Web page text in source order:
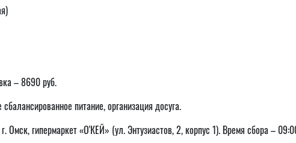
– 8690 руб.
питание, организация досуга.
Омск, гипермаркет «O'КЕЙ» (ул. Энтузиастов, 2, корпус 1). Время сбора –